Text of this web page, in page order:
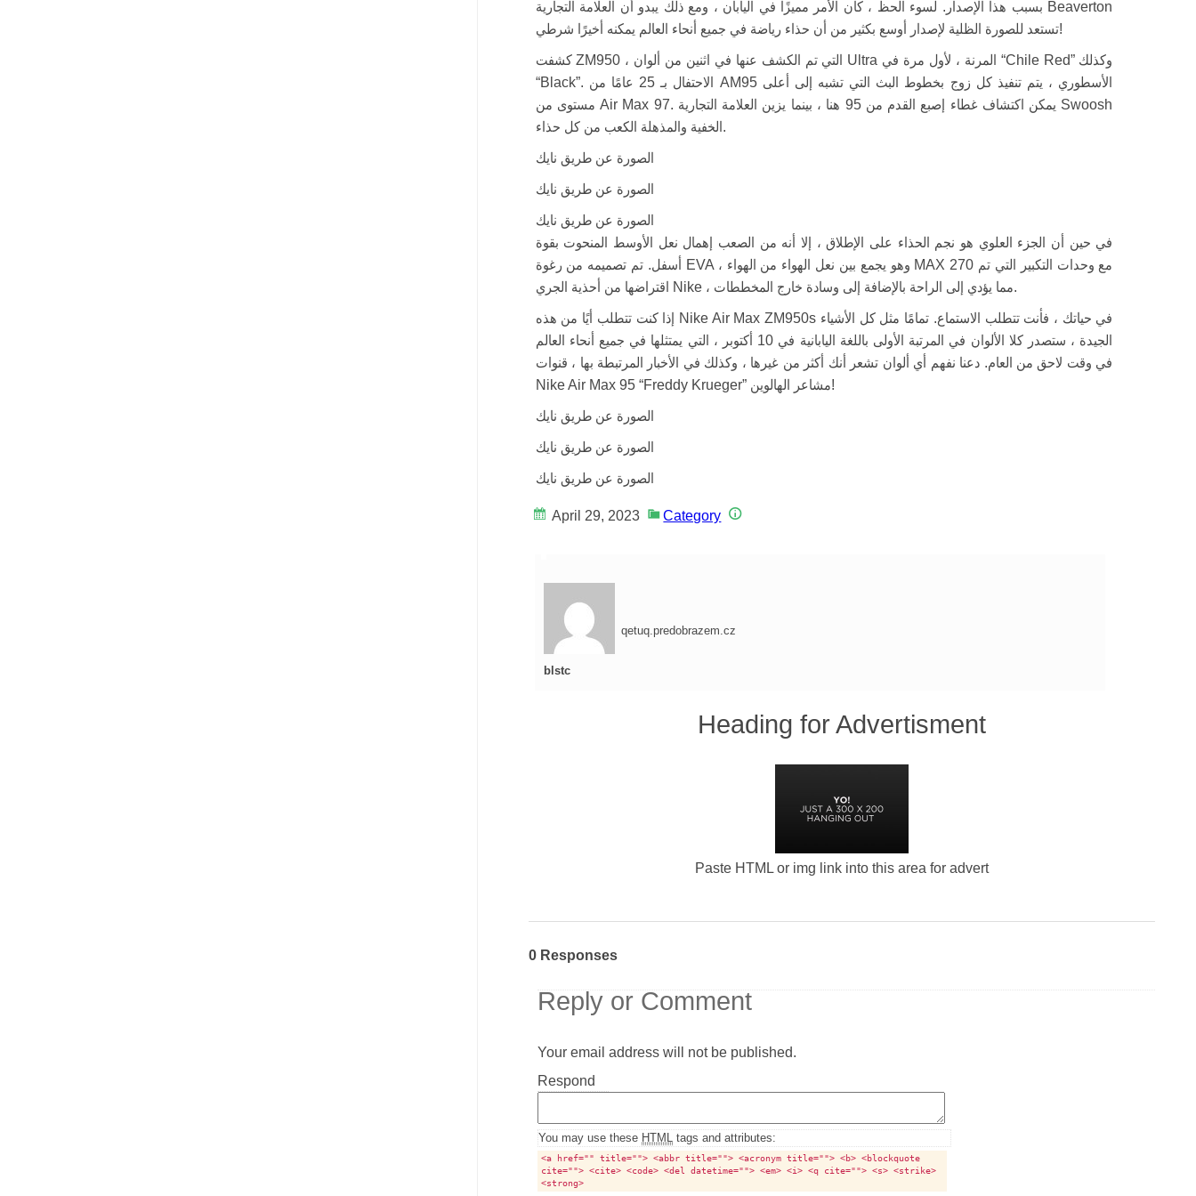
بسبب هذا الإصدار. لسوء الحظ ، كان الأمر مميزًا في اليابان ، ومع ذلك يبدو أن العلامة التجارية Beaverton
تستعد للصورة الظلية لإصدار أوسع بكثير من أن حذاء رياضة في جميع أنحاء العالم يمكنه أخيرًا شرطي!
كشفت ZM950 ، التي تم الكشف عنها في اثنين من ألوان Ultra المرنة ، لأول مرة في “Chile Red” وكذلك
“Black”. الاحتفال بـ 25 عامًا من AM95 الأسطوري ، يتم تنفيذ كل زوج بخطوط البث التي تشبه إلى أعلى
مستوى من Air Max 97. يمكن اكتشاف غطاء إصبع القدم من 95 هنا ، بينما يزين العلامة التجارية Swoosh
الخفية والمذهلة الكعب من كل حذاء.
الصورة عن طريق نايك
الصورة عن طريق نايك
الصورة عن طريق نايك
في حين أن الجزء العلوي هو نجم الحذاء على الإطلاق ، إلا أنه من الصعب إهمال نعل الأوسط المنحوت بقوة
أسفل. تم تصميمه من رغوة EVA ، وهو يجمع بين نعل الهواء من الهواء MAX 270 مع وحدات التكبير التي تم
اقتراضها من أحذية الجري Nike ، مما يؤدي إلى الراحة بالإضافة إلى وسادة خارج المخططات.
إذا كنت تتطلب أيًا من هذه Nike Air Max ZM950s في حياتك ، فأنت تتطلب الاستماع. تمامًا مثل كل الأشياء
الجيدة ، ستصدر كلا الألوان في المرتبة الأولى باللغة اليابانية في 10 أكتوبر ، التي يمتثلها في جميع أنحاء العالم
في وقت لاحق من العام. دعنا نفهم أي ألوان تشعر أنك أكثر من غيرها ، وكذلك في الأخبار المرتبطة بها ، قنوات
Nike Air Max 95 “Freddy Krueger” مشاعر الهالوين!
الصورة عن طريق نايك
الصورة عن طريق نايك
الصورة عن طريق نايك
April 29, 2023 Category
blstc
qetuq.predobrazem.cz
Heading for Advertisment
Paste HTML or img link into this area for advert
0 Responses
Reply or Comment
Your email address will not be published.
Respond
You may use these HTML tags and attributes:
<a href="" title=""> <abbr title=""> <acronym title=""> <b> <blockquote
cite=""> <cite> <code> <del datetime=""> <em> <i> <q cite=""> <s> <strike>
<strong>